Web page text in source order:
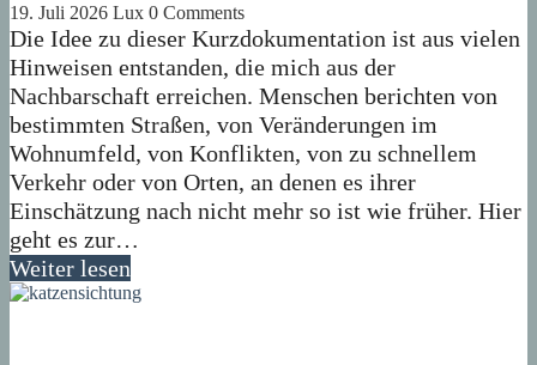
19. Juli 2026 Lux 0 Comments
Die Idee zu dieser Kurzdokumentation ist aus vielen
Hinweisen entstanden, die mich aus der
Nachbarschaft erreichen. Menschen berichten von
bestimmten Straßen, von Veränderungen im
Wohnumfeld, von Konflikten, von zu schnellem
Verkehr oder von Orten, an denen es ihrer
Einschätzung nach nicht mehr so ist wie früher. Hier
geht es zur…
Weiter lesen